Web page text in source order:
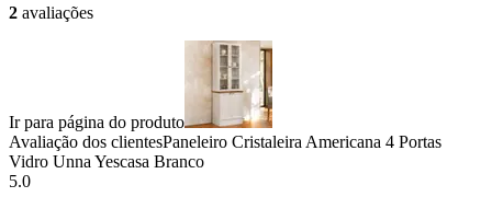
2 avaliações
Ir para página do produto
Avaliação dos clientesPaneleiro Cristaleira Americana 4 Portas
Vidro Unna Yescasa Branco
5.0